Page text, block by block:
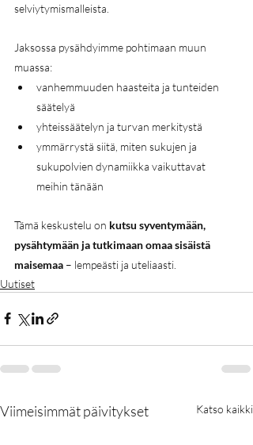
selviytymismalleista.
Jaksossa pysähdyimme pohtimaan muun
muassa:
vanhemmuuden haasteita ja tunteiden
säätelyä
yhteissäätelyn ja turvan merkitystä
ymmärrystä siitä, miten sukujen ja
sukupolvien dynamiikka vaikuttavat
meihin tänään
Tämä keskustelu on kutsu syventymään,
pysähtymään ja tutkimaan omaa sisäistä
maisemaa – lempeästi ja uteliaasti.
Uutiset
Viimeisimmät päivitykset Katso kaikki